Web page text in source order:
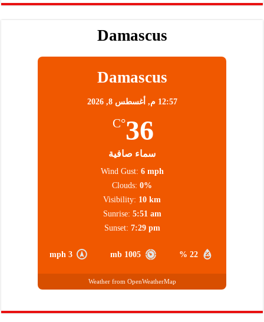
Damascus
Damascus
12:57 م, أغسطس 8, 2026
36
°C
سماء صافية
22 %
1005 mb
3 mph
Wind Gust: 6 mph
Clouds: 0%
Visibility: 10 km
Sunrise: 5:51 am
Sunset: 7:29 pm
Weather from OpenWeatherMap